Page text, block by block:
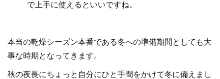
で上手に使えるといいですね。
本当の乾燥シーズン本番である冬への準備期間としても大
事な時期となってきます。
秋の夜長にちょっと自分にひと手間をかけて冬に備えまし